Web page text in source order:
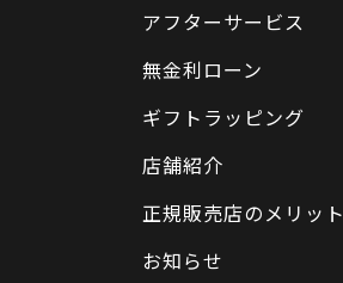
アフターサービス
無金利ローン
ギフトラッピング
店舗紹介
正規販売店のメリット
お知らせ